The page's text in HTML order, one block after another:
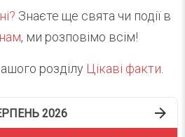
Знаєте ще свята чи події в
, ми розповімо всім!
розділу Цікаві факти
2026